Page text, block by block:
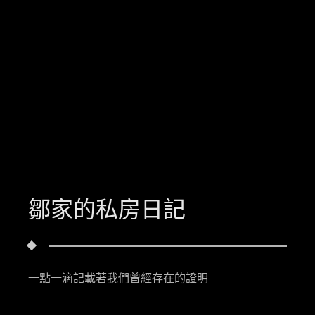
鄒家的私房日記
一點一滴記載著我們曾經存在的證明